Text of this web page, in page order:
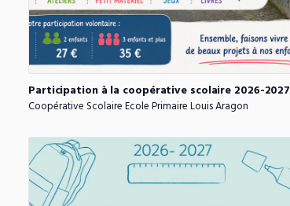
Participation à la coopérative scolaire 2026-2027
Coopérative Scolaire Ecole Primaire Louis Aragon